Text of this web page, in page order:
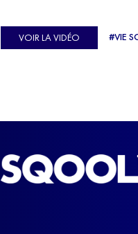
Ulysse Soriano, vice-
ball, qui a failli abandonner
VOIR LA VIDÉO #VIE